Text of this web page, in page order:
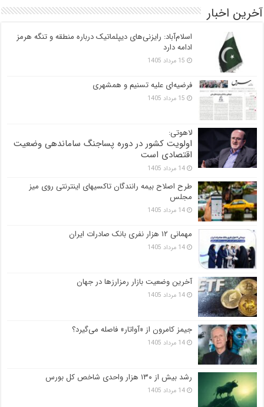
آخرین اخبار
اسلام‌آباد: رایزنی‌های دیپلماتیک درباره منطقه و تنگه هرمز
ادامه دارد
15 مرداد 1405
فرضیه‌ای علیه تسنیم و همشهری
15 مرداد 1405
لاهوتی:
اولویت کشور در دوره پساجنگ ساماندهی وضعیت
اقتصادی است
14 مرداد 1405
طرح اصلاح بیمه رانندگان تاکسیهای اینترنتی روی میز
مجلس
14 مرداد 1405
مهمانی ۱۲ هزار نفری بانک صادرات ایران
14 مرداد 1405
آخرین وضعیت بازار رمزارزها در جهان
14 مرداد 1405
جیمز کامرون از «آواتار» فاصله می‌گیرد؟
14 مرداد 1405
رشد بیش از ۱۳۰ هزار واحدی شاخص کل بورس
14 مرداد 1405